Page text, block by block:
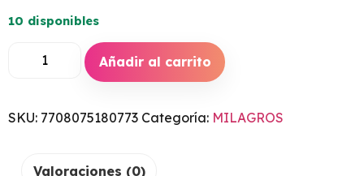
10 disponibles
Añadir al carrito
SKU: 7708075180773 Categoría: MILAGROS
Valoraciones (0)